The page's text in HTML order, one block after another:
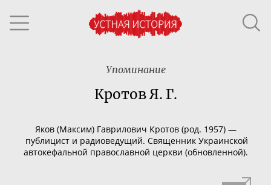
Упоминание
Кротов Я. Г.
Яков(Максим) Гаврилович Кротов(род. 1957) —
публицист и радиоведущий. Священник Украинской
автокефальной православной церкви (обновленной).